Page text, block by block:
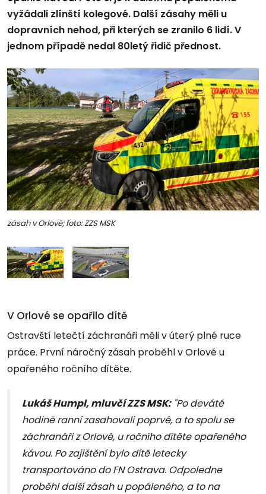
vyžádali zlínští kolegové. Další zásahy měli u
dopravních nehod, při kterých se zranilo 6 lidí. V
jednom případě nedal 80letý řidič přednost.
zásah v Orlové; foto: ZZS MSK
V Orlové se opařilo dítě
Ostravští letečtí záchranáři měli v úterý plné ruce
práce. První náročný zásah proběhl v Orlové u
opařeného ročního dítěte.
Lukáš Humpl, mluvčí ZZS MSK:"Po deváté
hodině ranní zasahovali poprvé, a to spolu se
záchranáři z Orlové, u ročního dítěte opařeného
kávou. Po zajištění bylo dítě letecky
transportováno do FN Ostrava. Odpoledne
proběhl další zásah u popáleného, a to na